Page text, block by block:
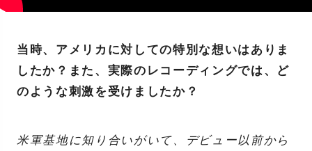
当時、アメリカに対しての特別な想いはありま
したか？また、実際のレコーディングでは、ど
のような刺激を受けましたか？
米軍基地に知り合いがいて、デビュー以前から